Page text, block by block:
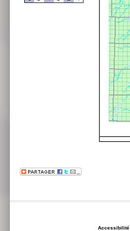
Accessibilité